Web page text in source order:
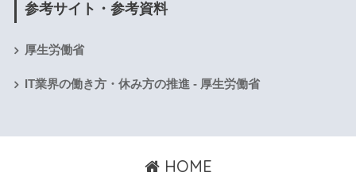
参考サイト・参考資料
厚生労働省
IT業界の働き方・休み方の推進 - 厚生労働省
HOME